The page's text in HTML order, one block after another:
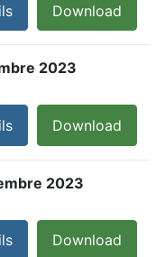
Download
2023
Download
2023
Download